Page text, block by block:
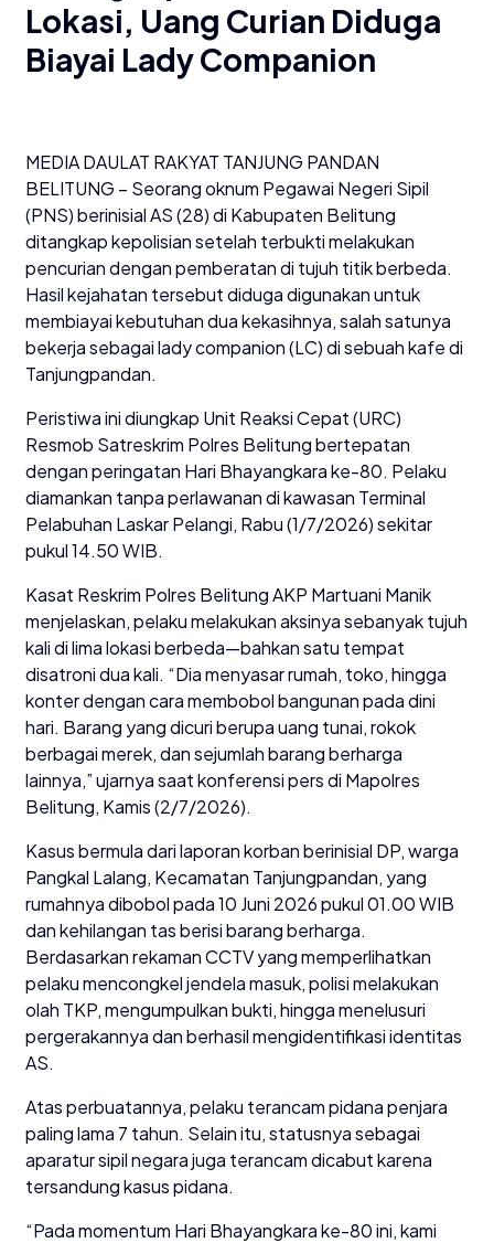
Lokasi, Uang Curian Diduga
Biayai Lady Companion
MEDIA DAULAT RAKYAT TANJUNG PANDAN
BELITUNG – Seorang oknum Pegawai Negeri Sipil
(PNS) berinisial AS (28) di Kabupaten Belitung
ditangkap kepolisian setelah terbukti melakukan
pencurian dengan pemberatan di tujuh titik berbeda.
Hasil kejahatan tersebut diduga digunakan untuk
membiayai kebutuhan dua kekasihnya, salah satunya
bekerja sebagai lady companion (LC) di sebuah kafe di
Tanjungpandan.
Peristiwa ini diungkap Unit Reaksi Cepat (URC)
Resmob Satreskrim Polres Belitung bertepatan
dengan peringatan Hari Bhayangkara ke-80. Pelaku
diamankan tanpa perlawanan di kawasan Terminal
Pelabuhan Laskar Pelangi, Rabu (1/7/2026) sekitar
pukul 14.50 WIB.
Kasat Reskrim Polres Belitung AKP Martuani Manik
menjelaskan, pelaku melakukan aksinya sebanyak tujuh
kali di lima lokasi berbeda—bahkan satu tempat
disatroni dua kali. “Dia menyasar rumah, toko, hingga
konter dengan cara membobol bangunan pada dini
hari. Barang yang dicuri berupa uang tunai, rokok
berbagai merek, dan sejumlah barang berharga
lainnya,” ujarnya saat konferensi pers di Mapolres
Belitung, Kamis (2/7/2026).
Kasus bermula dari laporan korban berinisial DP, warga
Pangkal Lalang, Kecamatan Tanjungpandan, yang
rumahnya dibobol pada 10 Juni 2026 pukul 01.00 WIB
dan kehilangan tas berisi barang berharga.
Berdasarkan rekaman CCTV yang memperlihatkan
pelaku mencongkel jendela masuk, polisi melakukan
olah TKP, mengumpulkan bukti, hingga menelusuri
pergerakannya dan berhasil mengidentifikasi identitas
AS.
Atas perbuatannya, pelaku terancam pidana penjara
paling lama 7 tahun. Selain itu, statusnya sebagai
aparatur sipil negara juga terancam dicabut karena
tersandung kasus pidana.
“Pada momentum Hari Bhayangkara ke-80 ini, kami